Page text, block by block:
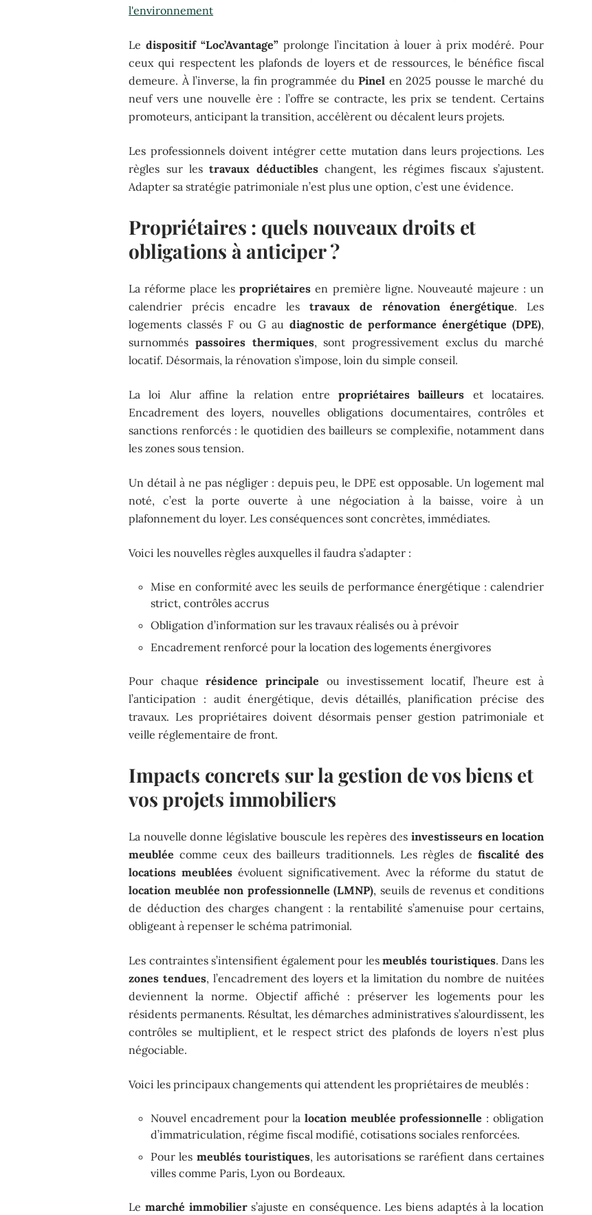
l'environnement
Ledispositif “Loc’Avantage” prolonge l’incitation à louer à prix modéré. Pour
ceux qui respectent les plafonds de loyers et de ressources, le bénéfice fiscal
demeure. À l’inverse, la fin programmée duPinel en 2025 pousse le marché du
neuf vers une nouvelle ère : l’offre se contracte, les prix se tendent. Certains
promoteurs, anticipant la transition, accélèrent ou décalent leurs projets.
Les professionnels doivent intégrer cette mutation dans leurs projections. Les
règles sur lestravaux déductibleschangent, les régimes fiscaux s’ajustent.
Adapter sa stratégie patrimoniale n’est plus une option, c’est une évidence.
Propriétaires : quels nouveaux droits et
obligations à anticiper ?
La réforme place lespropriétaires en première ligne. Nouveauté majeure : un
calendrier précis encadre les travaux de rénovation énergétique. Les
logements classés F ou G au diagnostic de performance énergétique (DPE),
surnommés passoires thermiques, sont progressivement exclus du marché
locatif. Désormais, la rénovation s’impose, loin du simple conseil.
La loi Alur affine la relation entrepropriétaires bailleurs et locataires.
Encadrement des loyers, nouvelles obligations documentaires, contrôles et
sanctions renforcés : le quotidien des bailleurs se complexifie, notamment dans
les zones sous tension.
Un détail à ne pas négliger : depuis peu, le DPE est opposable. Un logement mal
noté, c’est la porte ouverte à une négociation à la baisse, voire à un
plafonnement du loyer. Les conséquences sont concrètes, immédiates.
Voici les nouvelles règles auxquelles il faudra s’adapter :
Mise en conformité avec les seuils de performance énergétique : calendrier
strict, contrôles accrus
Obligation d’information sur les travaux réalisés ou à prévoir
Encadrement renforcé pour la location des logements énergivores
Pour chaquerésidence principale ou investissement locatif, l’heure est à
l’anticipation : audit énergétique, devis détaillés, planification précise des
travaux. Les propriétaires doivent désormais penser gestion patrimoniale et
veille réglementaire de front.
Impacts concrets sur la gestion de vos biens et
vos projets immobiliers
La nouvelle donne législative bouscule les repères des investisseurs en location
meublée comme ceux des bailleurs traditionnels. Les règles de fiscalité des
locations meublées évoluent significativement. Avec la réforme du statut de
location meublée non professionnelle (LMNP), seuils de revenus et conditions
de déduction des charges changent : la rentabilité s’amenuise pour certains,
obligeant à repenser le schéma patrimonial.
Les contraintes s’intensifient également pour lesmeublés touristiques. Dans les
zones tendues, l’encadrement des loyers et la limitation du nombre de nuitées
deviennent la norme. Objectif affiché : préserver les logements pour les
résidents permanents. Résultat, les démarches administratives s’alourdissent, les
contrôles se multiplient, et le respect strict des plafonds de loyers n’est plus
négociable.
Voici les principaux changements qui attendent les propriétaires de meublés :
Nouvel encadrement pour la location meublée professionnelle : obligation
d’immatriculation, régime fiscal modifié, cotisations sociales renforcées.
Pour les meublés touristiques, les autorisations se raréfient dans certaines
villes comme Paris, Lyon ou Bordeaux.
Le marché immobiliers’ajuste en conséquence. Les biens adaptés à la location